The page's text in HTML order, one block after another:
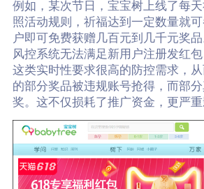
例如，某次节日，宝宝树上线了每
照活动规则，祈福达到一定数量就
户即可免费获赠几百元到几千元奖
风控系统无法满足新用户注册发红
这类实时性要求很高的防控需求，
的部分奖品被违规账号抢得，而部
奖。这不仅损耗了推广资金，更严重